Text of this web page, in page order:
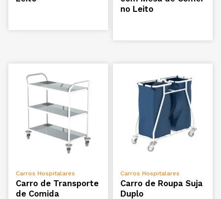
no Leito
VER OPÇÕES
Carros Hospitalares
Carro de Transporte
de Comida
VER OPÇÕES
Carros Hospitalares
Carro de Roupa Suja
Duplo